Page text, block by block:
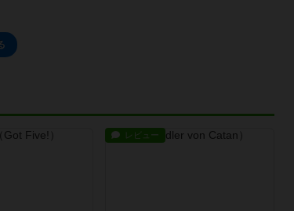
レビュー